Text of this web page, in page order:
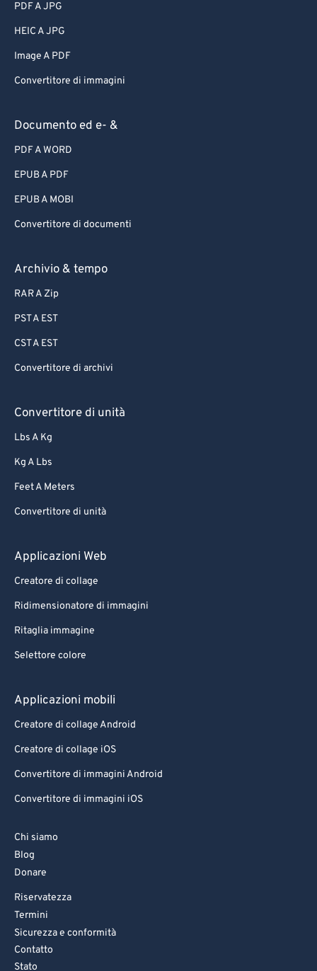
PDF A JPG
HEIC A JPG
Image A PDF
Convertitore di immagini
Documento ed e- &
PDF A WORD
EPUB A PDF
EPUB A MOBI
Convertitore di documenti
Archivio & tempo
RAR A Zip
PST A EST
CST A EST
Convertitore di archivi
Convertitore di unità
Lbs A Kg
Kg A Lbs
Feet A Meters
Convertitore di unità
Applicazioni Web
Creatore di collage
Ridimensionatore di immagini
Ritaglia immagine
Selettore colore
Applicazioni mobili
Creatore di collage Android
Creatore di collage iOS
Convertitore di immagini Android
Convertitore di immagini iOS
Chi siamo
Blog
Donare
Riservatezza
Termini
Sicurezza e conformità
Contatto
Stato